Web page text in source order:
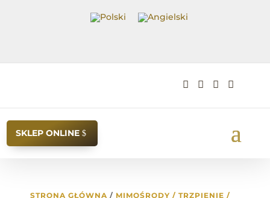
   
SKLEP ONLINE
STRONA GŁÓWNA / MIMOŚRODY / TRZPIENIE /